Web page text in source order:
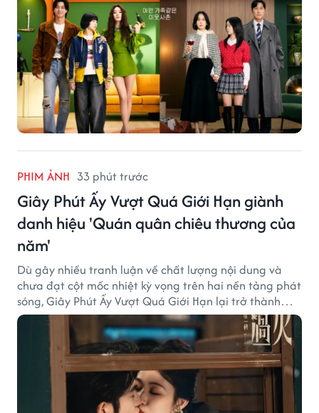
PHIM ẢNH 33 phút trước
Giây Phút Ấy Vượt Quá Giới Hạn giành
danh hiệu 'Quán quân chiêu thương của
năm'
Dù gây nhiều tranh luận về chất lượng nội dung và
chưa đạt cột mốc nhiệt kỳ vọng trên hai nền tảng phát
sóng, Giây Phút Ấy Vượt Quá Giới Hạn lại trở thành
hiện tượng ở khía cạnh thương mại.